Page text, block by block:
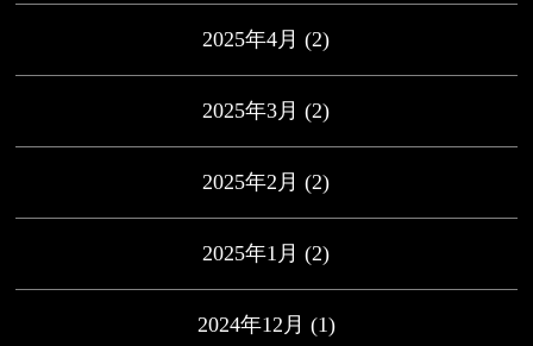
2025年4月 (2)
2025年3月 (2)
2025年2月 (2)
2025年1月 (2)
2024年12月 (1)